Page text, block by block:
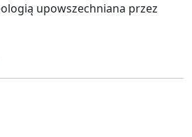
upowszechniana przez